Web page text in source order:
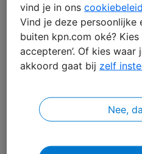
Vorname *
Nachname *
vind je in ons cookiebeleid
Vind je deze persoonlijke
buiten kpn.com oké? Kies
accepteren’. Of kies waar
akkoord gaat bij zelf
Nee,